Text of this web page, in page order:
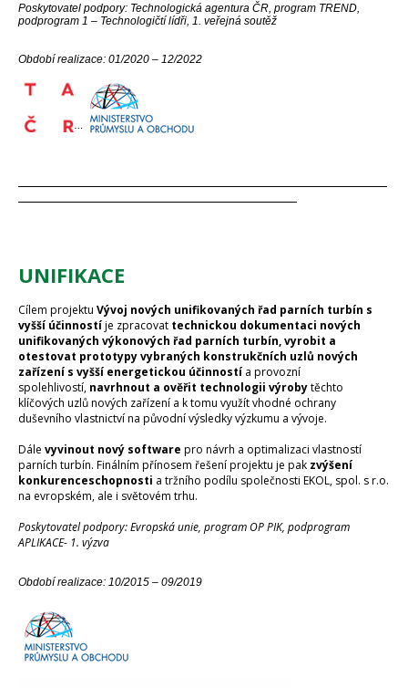
Poskytovatel podpory: Technologická agentura ČR, program TREND,
podprogram 1 – Technologičtí lídři, 1. veřejná soutěž
Období realizace: 01/2020 – 12/2022
UNIFIKACE
Cílem projektu Vývoj nových unifikovaných řad parních turbín s
vyšší účinnostíje zpracovat technickou dokumentaci nových
unifikovaných výkonových řad parních turbín, vyrobit a
otestovat prototypy vybraných konstrukčních uzlů nových
zařízení s vyšší energetickou účinností a provozní
spolehlivostí, navrhnout a ověřit technologii výrobytěchto
klíčových uzlů nových zařízení a k tomu využít vhodné ochrany
duševního vlastnictví na původní výsledky výzkumu a vývoje.
Dále vyvinout nový software pro návrh a optimalizaci vlastností
parních turbín. Finálním přínosem řešení projektu je pak zvýšení
konkurenceschopnosti a tržního podílu společnosti EKOL, spol. s r.o.
na evropském, ale i světovém trhu.
Poskytovatel podpory: Evropská unie, program OP PIK, podprogram
APLIKACE- 1. výzva
Období realizace: 10/2015 – 09/2019